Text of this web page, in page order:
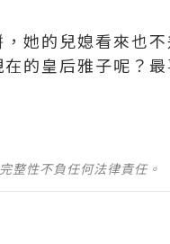
她的兒媳看來也不
的皇后雅子呢？最
整性不負任何法律責任。